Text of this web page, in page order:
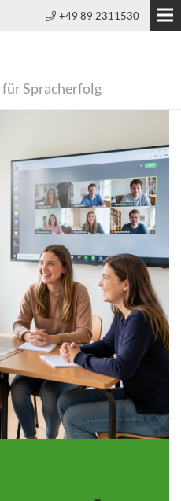
+49 89 2311530
für Spracherfolg